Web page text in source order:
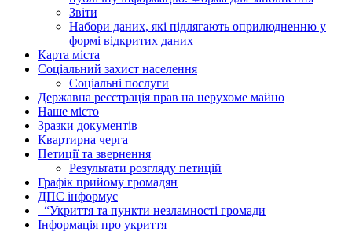
Звіти
Набори даних, які підлягають оприлюдненню у
формі відкритих даних
Карта міста
Соціальний захист населення
Соціальні послуги
Державна реєстрація прав на нерухоме майно
Наше місто
Зразки документів
Квартирна черга
Петиції та звернення
Результати розгляду петицій
Графік прийому громадян
ДПС інформує
“Укриття та пункти незламності громади
Інформація про укриття